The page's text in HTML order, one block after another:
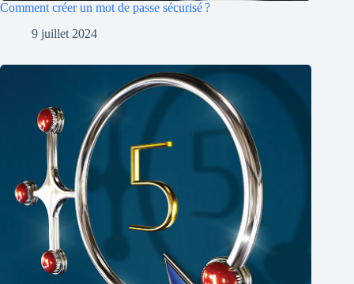
Comment créer un mot de passe sécurisé ?
9 juillet 2024